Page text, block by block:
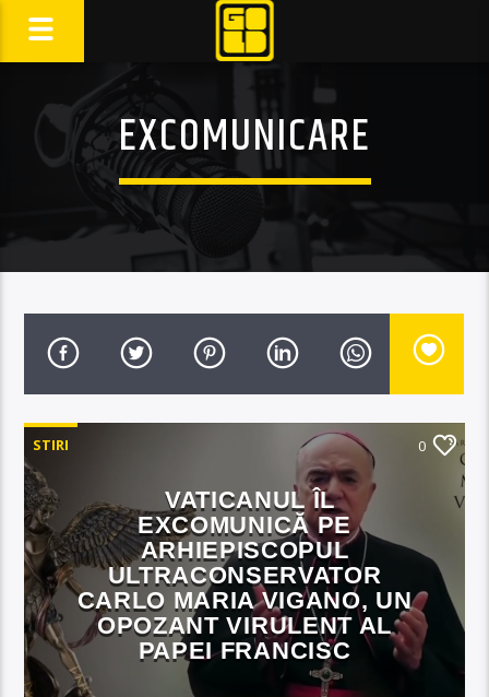
EXCOMUNICARE
STIRI 0
VATICANUL ÎL
EXCOMUNICĂ PE
ARHIEPISCOPUL
ULTRACONSERVATOR
CARLO MARIA VIGANO, UN
OPOZANT VIRULENT AL
PAPEI FRANCISC